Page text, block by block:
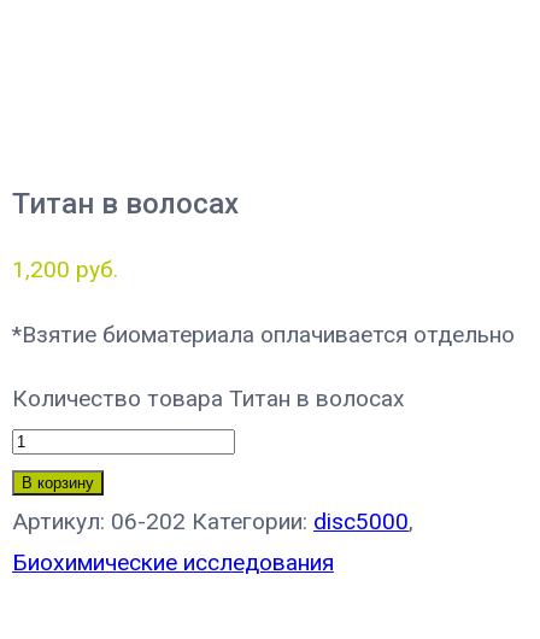
Титан в волосах
1,200 руб.
*Взятие биоматериала оплачивается отдельно
Количество товара Титан в волосах
В корзину
Артикул: 06-202 Категории: disc5000,
Биохимические исследования